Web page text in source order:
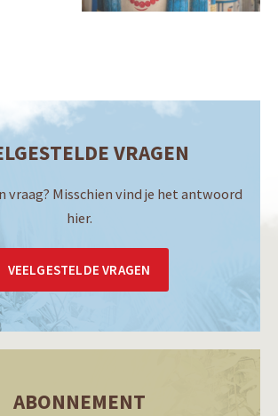
VRAGEN
vraag? Misschien vind je het antwoord
hier.
VEELGESTELDE VRAGEN
ABONNEMENT